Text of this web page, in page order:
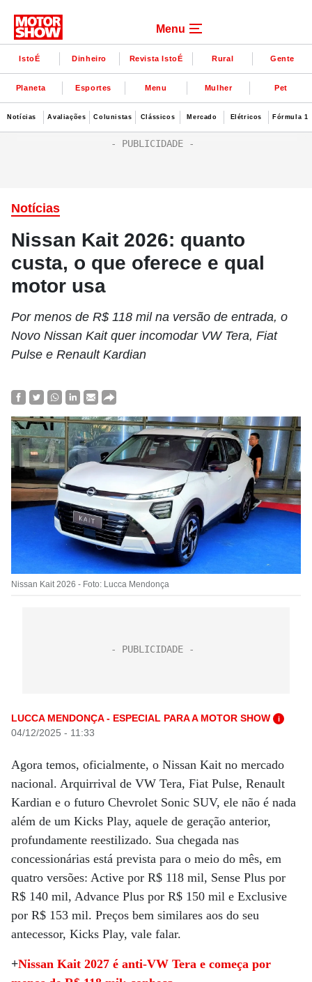
Menu
IstoÉ Dinheiro Revista IstoÉ Rural Gente
Planeta Esportes Menu Mulher Pet
Notícias Avaliações Colunistas Clássicos Mercado Elétricos Fórmula 1
Notícias
Nissan Kait 2026: quanto
custa, o que oferece e qual
motor usa
Por menos de R$ 118 mil na versão de entrada, o
Novo Nissan Kait quer incomodar VW Tera, Fiat
Pulse e Renault Kardian
Nissan Kait 2026 - Foto: Lucca Mendonça
LUCCA MENDONÇA - ESPECIAL PARA A MOTOR SHOW i
04/12/2025 - 11:33
Agora temos, oficialmente, o Nissan Kait no mercado
nacional. Arquirrival de VW Tera, Fiat Pulse, Renault
Kardian e o futuro Chevrolet Sonic SUV, ele não é nada
além de um Kicks Play, aquele de geração anterior,
profundamente reestilizado. Sua chegada nas
concessionárias está prevista para o meio do mês, em
quatro versões: Active por R$ 118 mil, Sense Plus por
R$ 140 mil, Advance Plus por R$ 150 mil e Exclusive
por R$ 153 mil. Preços bem similares aos do seu
antecessor, Kicks Play, vale falar.
+Nissan Kait 2027 é anti-VW Tera e começa por